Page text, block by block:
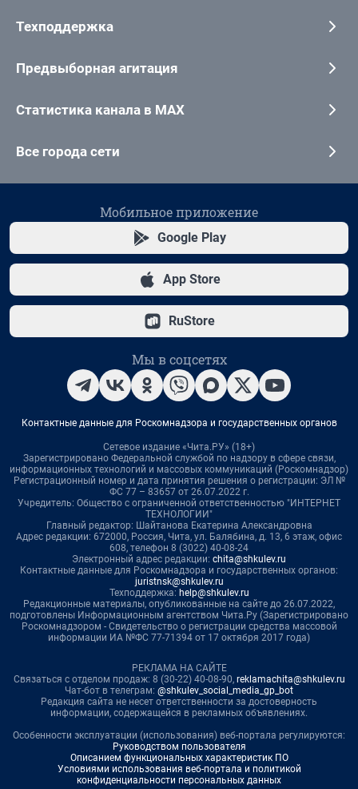
Техподдержка
Предвыборная агитация
Статистика канала в MAX
Все города сети
Мобильное приложение
Google Play
App Store
RuStore
Мы в соцсетях
Контактные данные для Роскомнадзора и государственных органов
Сетевое издание «Чита.РУ» (18+)
Зарегистрировано Федеральной службой по надзору в сфере связи,
информационных технологий и массовых коммуникаций (Роскомнадзор)
Регистрационный номер и дата принятия решения о регистрации: ЭЛ №
ФС 77 – 83657 от 26.07.2022 г.
Учредитель: Общество с ограниченной ответственностью "ИНТЕРНЕТ
ТЕХНОЛОГИИ"
Главный редактор: Шайтанова Екатерина Александровна
Адрес редакции: 672000, Россия, Чита, ул. Балябина, д. 13, 6 этаж, офис
608, телефон 8 (3022) 40-08-24
Электронный адрес редакции: chita@shkulev.ru
Контактные данные для Роскомнадзора и государственных органов:
juristnsk@shkulev.ru
Техподдержка: help@shkulev.ru
Редакционные материалы, опубликованные на сайте до 26.07.2022,
подготовлены Информационным агентством Чита.Ру (Зарегистрировано
Роскомнадзором - Свидетельство о регистрации средства массовой
информации ИА №ФС 77-71394 от 17 октября 2017 года)
РЕКЛАМА НА САЙТЕ
Связаться с отделом продаж: 8 (30-22) 40-08-90, reklamachita@shkulev.ru
Чат-бот в телеграм: @shkulev_social_media_gp_bot
Редакция сайта не несет ответственности за достоверность
информации, содержащейся в рекламных объявлениях.
Особенности эксплуатации (использования) веб-портала регулируются:
Руководством пользователя
Описанием функциональных характеристик ПО
Условиями использования веб-портала и политикой
конфиденциальности персональных данных